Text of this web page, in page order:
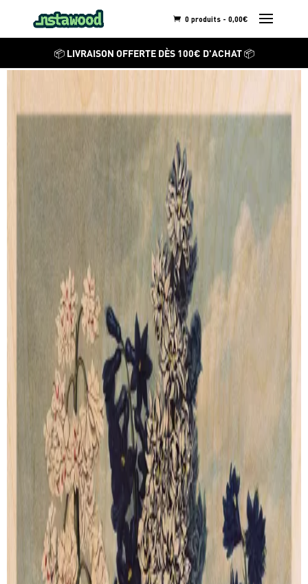
0 produits -0,00€
📦 LIVRAISON OFFERTE DÈS 100€ D'ACHAT 📦
ROBERT JOHN THORNTON
Découvrez ses autres
créations
The Blue Egyptian Water
Lily
de Robert John Thornton
Artprint
dès € 49.00
Cupid Inspiring Plants With
Love
deRobert John Thornton
Artprint
dès € 49.00